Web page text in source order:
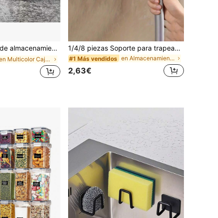
para conservar carne. Adecuada para almacenar embutidos, salchichas de salami, carne cocida y alimentos preparados previamente. Se puede utilizar para la refrigeración y congelación de alimentos.
en Multicolor Cajas de almacenamiento para frigorí
1/4/8 piezas Soporte para trapeador con ganchos, estante de pared para trapeador, organizador de escobas de plástico, adecuado para dormitorio, jardín, baño, hogar, dormitorio, ahorro de espacio, decoración del hogar y el baño, otoño, decoración de vuelta al colegio
#1 Más vendidos en Almacenamiento colgante para baño Almacenamient
2,63€